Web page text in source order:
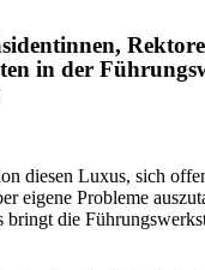
in der
diesen Luxus, sich
eigene Probleme
bringt die